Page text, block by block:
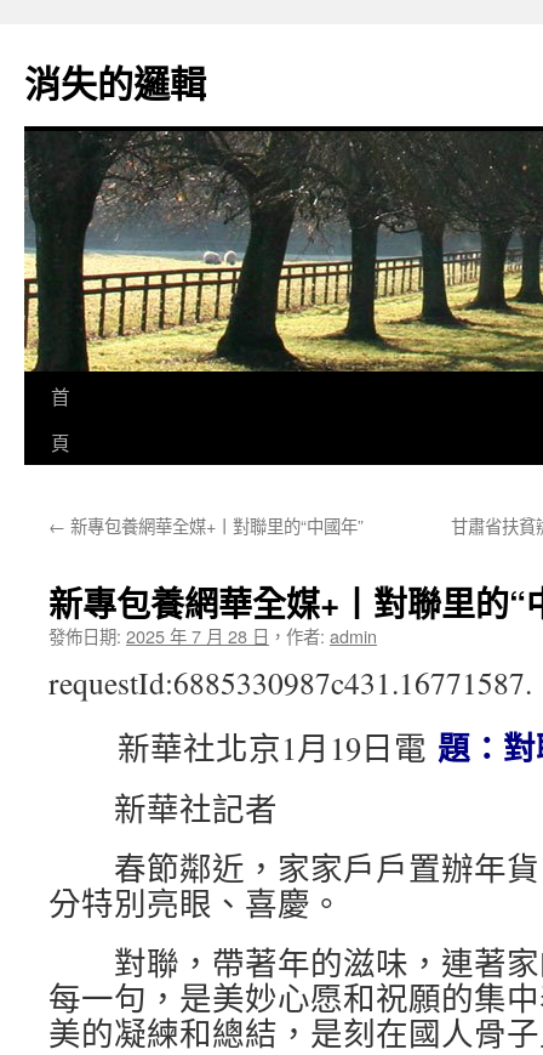
主
要
消失的邏輯
首
頁
← 新專包養網華全媒+丨對聯里的“中國年” 甘肅省扶貧
新專包養網華全媒+丨對聯里的“
發佈日期: 2025 年 7 月 28 日 ， 作者: admin
requestId:6885330987c431.16771587.
新華社北京1月19日電 題：
新華社記者
春節鄰近，家家戶戶置辦年貨
分特別亮眼、喜慶。
對聯，帶著年的滋味，連著家
每一句，是美妙心愿和祝願的集
美的凝練和總結，是刻在國人骨